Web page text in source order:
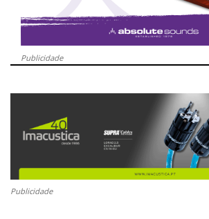
Publicidade
Publicidade